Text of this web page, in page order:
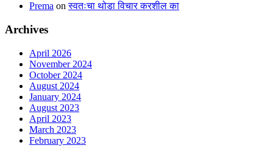
Prema onस्वतःचा थोडा विचार करशील का
Archives
April 2026
November 2024
October 2024
August 2024
January 2024
August 2023
April 2023
March 2023
February 2023